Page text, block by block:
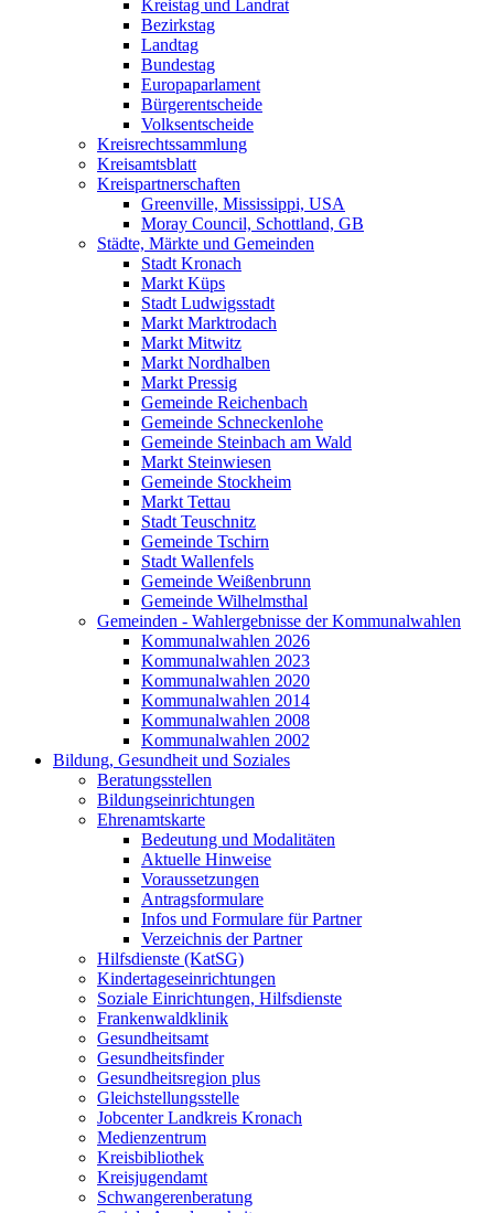
Kreistag und Landrat
Bezirkstag
Landtag
Bundestag
Europaparlament
Bürgerentscheide
Volksentscheide
Kreisrechtssammlung
Kreisamtsblatt
Kreispartnerschaften
Greenville, Mississippi, USA
Moray Council, Schottland, GB
Städte, Märkte und Gemeinden
Stadt Kronach
Markt Küps
Stadt Ludwigsstadt
Markt Marktrodach
Markt Mitwitz
Markt Nordhalben
Markt Pressig
Gemeinde Reichenbach
Gemeinde Schneckenlohe
Gemeinde Steinbach am Wald
Markt Steinwiesen
Gemeinde Stockheim
Markt Tettau
Stadt Teuschnitz
Gemeinde Tschirn
Stadt Wallenfels
Gemeinde Weißenbrunn
Gemeinde Wilhelmsthal
Gemeinden - Wahlergebnisse der Kommunalwahlen
Kommunalwahlen 2026
Kommunalwahlen 2023
Kommunalwahlen 2020
Kommunalwahlen 2014
Kommunalwahlen 2008
Kommunalwahlen 2002
Bildung, Gesundheit und Soziales
Beratungsstellen
Bildungseinrichtungen
Ehrenamtskarte
Bedeutung und Modalitäten
Aktuelle Hinweise
Voraussetzungen
Antragsformulare
Infos und Formulare für Partner
Verzeichnis der Partner
Hilfsdienste (KatSG)
Kindertageseinrichtungen
Soziale Einrichtungen, Hilfsdienste
Frankenwaldklinik
Gesundheitsamt
Gesundheitsfinder
Gesundheitsregion plus
Gleichstellungsstelle
Jobcenter Landkreis Kronach
Medienzentrum
Kreisbibliothek
Kreisjugendamt
Schwangerenberatung